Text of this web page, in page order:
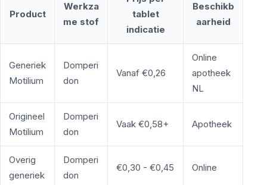
Product
Werkza
me stof
tablet
indicatie
Beschikb
aarheid
Generiek
Motilium
Domperi
don
Vanaf €0,26
Online
apotheek
NL
Origineel
Motilium
Domperi
don
Vaak €0,58+ Apotheek
Overig
generiek
Domperi
don
€0,30 - €0,45 Online